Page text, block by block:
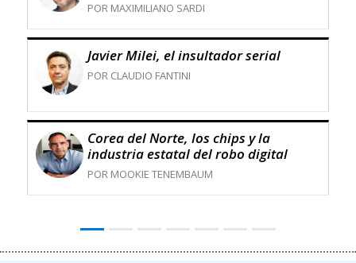
POR MAXIMILIANO SARDI
Javier Milei, el insultador serial
POR CLAUDIO FANTINI
Corea del Norte, los chips y la
industria estatal del robo digital
POR MOOKIE TENEMBAUM